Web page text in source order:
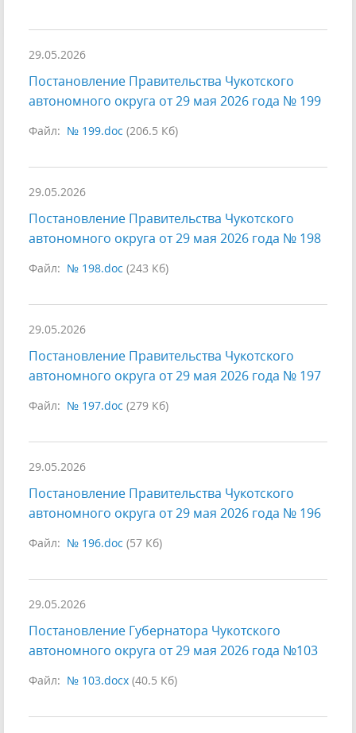
29.05.2026
Постановление Правительства Чукотского
автономного округа от 29 мая 2026 года № 199
Файл: № 199.doc (206.5 Кб)
29.05.2026
Постановление Правительства Чукотского
автономного округа от 29 мая 2026 года № 198
Файл: № 198.doc (243 Кб)
29.05.2026
Постановление Правительства Чукотского
автономного округа от 29 мая 2026 года № 197
Файл: № 197.doc (279 Кб)
29.05.2026
Постановление Правительства Чукотского
автономного округа от 29 мая 2026 года № 196
Файл: № 196.doc (57 Кб)
29.05.2026
Постановление Губернатора Чукотского
автономного округа от 29 мая 2026 года №103
Файл: № 103.docx (40.5 Кб)